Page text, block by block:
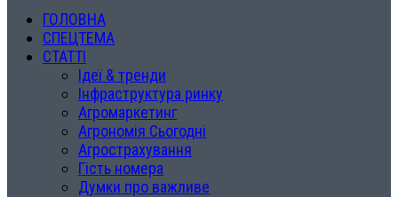
ГОЛОВНА
СПЕЦТЕМА
СТАТТІ
Ідеї & тренди
Інфраструктура ринку
Агромаркетинг
Агрономія Сьогодні
Агрострахування
Гість номера
Думки про важливе